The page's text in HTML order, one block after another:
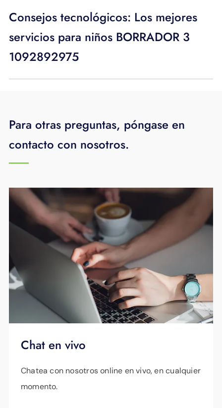
Consejos tecnológicos: Los mejores
servicios para niños BORRADOR 3
1092892975
Para otras preguntas, póngase en
contacto con nosotros.
Chat en vivo
Chatea con nosotros online en vivo, en cualquier
momento.